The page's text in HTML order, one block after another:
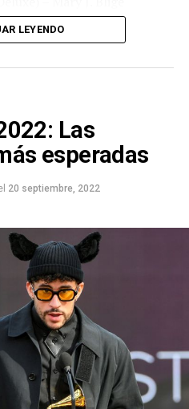
LEYENDO
Las
esperadas
20 septiembre, 2022